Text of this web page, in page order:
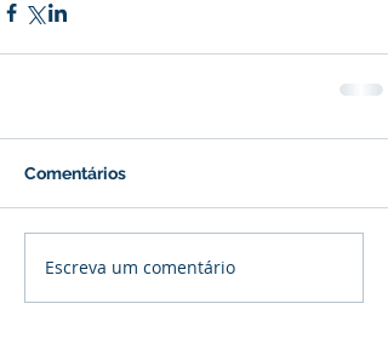
Comentários
Escreva um comentário